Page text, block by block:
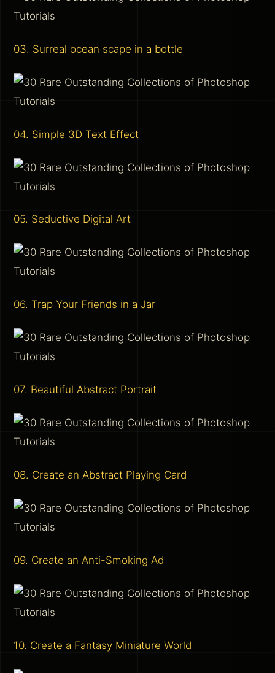
03. Surreal ocean scape in a bottle
04. Simple 3D Text Effect
05. Seductive Digital Art
06. Trap Your Friends in a Jar
07. Beautiful Abstract Portrait
08. Create an Abstract Playing Card
09. Create an Anti-Smoking Ad
10. Create a Fantasy Miniature World